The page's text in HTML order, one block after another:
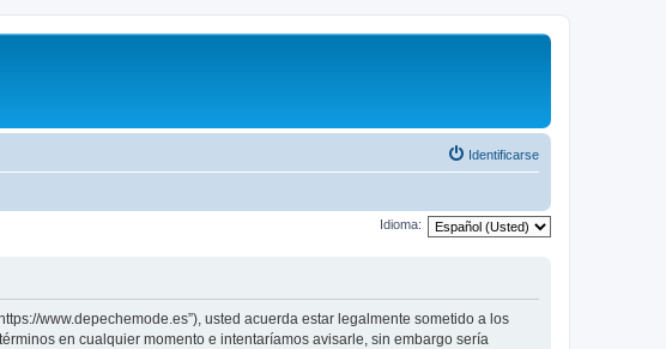
Identificarse
Idioma:
www.depechemode.es”), usted acuerda estar legalmente sometido a los
en cualquier momento e intentaríamos avisarle, sin embargo sería